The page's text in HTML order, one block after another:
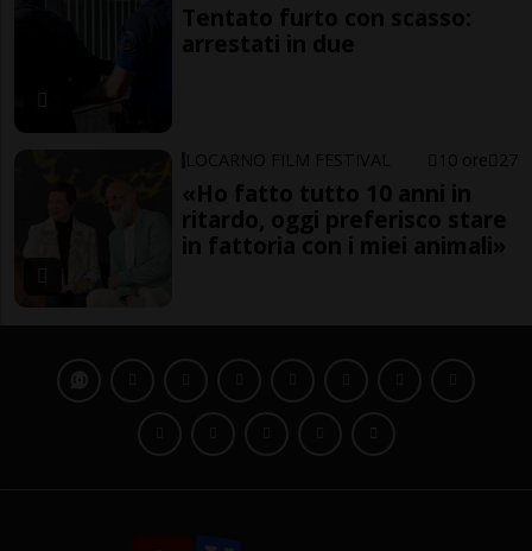
Tentato furto con scasso:
arrestati in due
LOCARNO FILM FESTIVAL 10 ore 27
«Ho fatto tutto 10 anni in
ritardo, oggi preferisco stare
in fattoria con i miei animali»